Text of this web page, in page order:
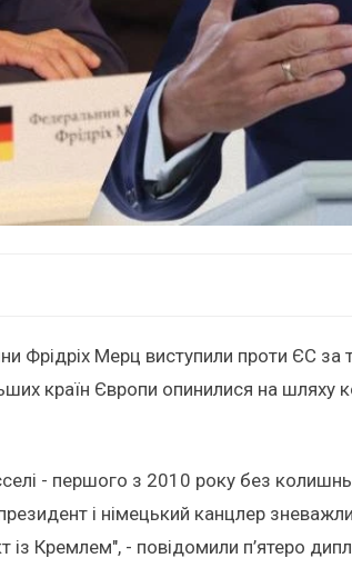
Фрідріх Мерц виступили проти ЄС
країн Європи опинилися на
- першого з 2010 року без
і німецький канцлер
із Кремлем", - повідомили п’ятеро